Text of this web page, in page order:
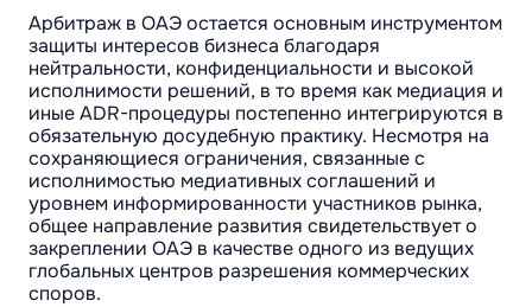
Арбитраж в ОАЭ остается основным инструментом
защиты интересов бизнеса благодаря
нейтральности, конфиденциальности и высокой
исполнимости решений, в то время как медиация и
иные ADR-процедуры постепенно интегрируются в
обязательную досудебную практику. Несмотря на
сохраняющиеся ограничения, связанные с
исполнимостью медиативных соглашений и
уровнем информированности участников рынка,
общее направление развития свидетельствует о
закреплении ОАЭ в качестве одного из ведущих
глобальных центров разрешения коммерческих
споров.